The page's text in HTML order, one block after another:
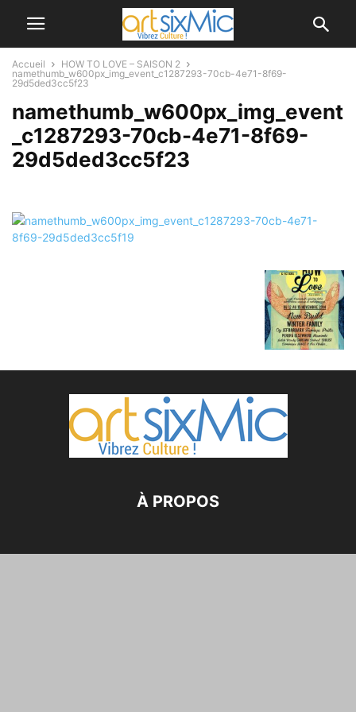
Accueil
HOW TO LOVE – SAISON 2
namethumb_w600px_img_event_c1287293-70cb-4e71-8f69-
29d5ded3cc5f23
namethumb_w600px_img_event
_c1287293-70cb-4e71-8f69-
29d5ded3cc5f23
À PROPOS